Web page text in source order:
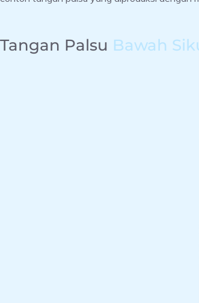
Tangan Palsu Bawah